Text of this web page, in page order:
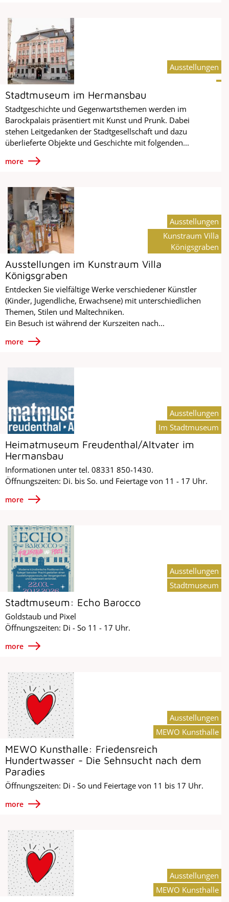
Stadtmuseum im Hermansbau
Stadtgeschichte und Gegenwartsthemen werden im
Barockpalais präsentiert mit Kunst und Prunk. Dabei
stehen Leitgedanken der Stadtgesellschaft und dazu
überlieferte Objekte und Geschichte mit folgenden...
more
Ausstellungen
Ausstellungen im Kunstraum Villa
Königsgraben
Entdecken Sie vielfältige Werke verschiedener Künstler
(Kinder, Jugendliche, Erwachsene) mit unterschiedlichen
Themen, Stilen und Maltechniken.
Ein Besuch ist während der Kurszeiten nach...
more
Ausstellungen
Kunstraum Villa
Königsgraben
Heimatmuseum Freudenthal/Altvater im
Hermansbau
Informationen unter tel. 08331 850-1430.
Öffnungszeiten: Di. bis So. und Feiertage von 11 - 17 Uhr.
more
Ausstellungen
Im Stadtmuseum
Stadtmuseum: Echo Barocco
Goldstaub und Pixel
Öffnungszeiten: Di - So 11 - 17 Uhr.
more
Ausstellungen
Stadtmuseum
MEWO Kunsthalle: Friedensreich
Hundertwasser - Die Sehnsucht nach dem
Paradies
Öffnungszeiten: Di - So und Feiertage von 11 bis 17 Uhr.
more
Ausstellungen
MEWO Kunsthalle
Ausstellungen
MEWO Kunsthalle